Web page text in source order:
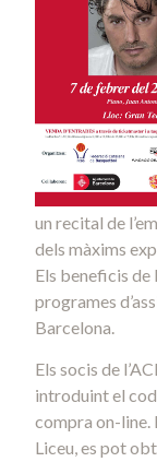
un recital de
dels màxims
Els beneficis
programes
Barcelona.
Els socis de
introduint el
compra on-line.
Liceu, es pot